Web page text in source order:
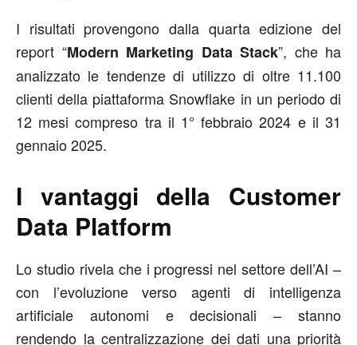
I risultati provengono dalla quarta edizione del
report “Modern Marketing Data Stack”, che ha
analizzato le tendenze di utilizzo di oltre 11.100
clienti della piattaforma Snowflake in un periodo di
12 mesi compreso tra il 1° febbraio 2024 e il 31
gennaio 2025.
I vantaggi della Customer
Data Platform
Lo studio rivela che i progressi nel settore dell’AI –
con l’evoluzione verso agenti di intelligenza
artificiale autonomi e decisionali – stanno
rendendo la centralizzazione dei dati una priorità